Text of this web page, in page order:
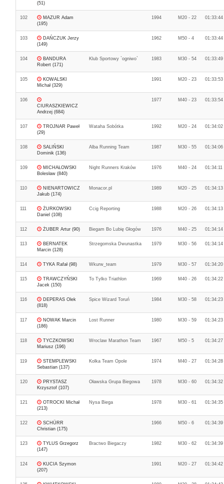
(51)
102
MAZUR Adam
(195)
1994 M20 - 22 01:33:44
103
DAŃCZUK Jerzy
(149)
1962 M50 - 4 01:33:44
104
BANDURA
Robert (171)
Klub Sportowy `ogniwo` 1983 M30 - 54 01:33:49
105
KOWALSKI
Michał (329)
1991 M20 - 23 01:33:53
106
CIURASZKIEWICZ
Andrzej (684)
1977 M40 - 23 01:33:54
107
TROJNAR Paweł
(29)
Wataha Sobótka 1992 M20 - 24 01:34:02
108
SALIŃSKI
Dominik (136)
Alba Running Team 1987 M30 - 55 01:34:06
109
MICHAŁOWSKI
Bolesław (840)
Night Runners Kraków 1976 M40 - 24 01:34:11
110
NIENARTOWICZ
Jakub (174)
Monacor.pl 1989 M20 - 25 01:34:13
111
ŻURKOWSKI
Daniel (108)
Ccig Reporting 1988 M20 - 26 01:34:13
112 ŻUBER Artur (90) Biegam Bo Lubię Głogów 1976 M40 - 25 01:34:14
113
BERNATEK
Marcin (128)
Strzegomska Dwunastka 1979 M30 - 56 01:34:14
114 TYKA Rafał (98) Wkurw_team 1979 M30 - 57 01:34:20
115
TRAWCZYŃSKI
Jacek (150)
To Tylko Triathlon 1969 M40 - 26 01:34:22
116
DEPERAS Olek
(818)
Spice Wizard Toruń 1984 M30 - 58 01:34:23
117
NOWAK Marcin
(186)
Lost Runner 1980 M30 - 59 01:34:23
118
TYCZKOWSKI
Mariusz (196)
Wroclaw Marathon Team 1967 M50 - 5 01:34:27
119
STEMPLEWSKI
Sebastian (137)
Kolka Team Opole 1974 M40 - 27 01:34:28
120
PRYSTASZ
Krzysztof (107)
Oławska Grupa Biegowa 1978 M30 - 60 01:34:32
121
OTROCKI Michał
(213)
Nysa Biega 1978 M30 - 61 01:34:35
122
SCHÜRR
Christian (175)
1966 M50 - 6 01:34:39
123
TYLUS Grzegorz
(147)
Bractwo Biegaczy 1982 M30 - 62 01:34:39
124
KUCIA Szymon
(207)
1991 M20 - 27 01:34:42